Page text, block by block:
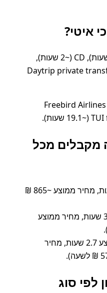
איטי?
Lufthansa (~1.3 שעות), CD (~2 שעות),
Daytrip private
AJet (~26.8 שעות), Freebird Airlines
מקבלים מכל
טיסה: זמן ממוצע 6 שעות, מחיר ממוצע ~865 ₪
אוטובוס: זמן ממוצע 3.5 שעות, מחיר ממוצע
הסעה פרטית: זמן ממוצע 2.7 שעות, מחיר
לפי סוג